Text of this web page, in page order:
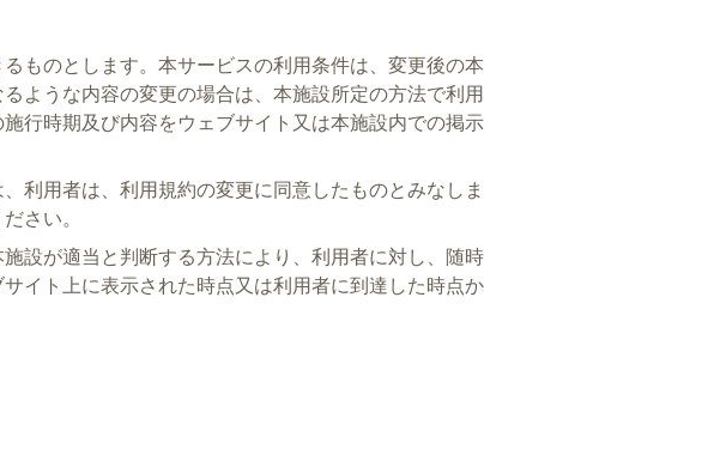
ものとします。本サービスの利用条件は、変更後の本
ような内容の変更の場合は、本施設所定の方法で利用
行時期及び内容をウェブサイト又は本施設内での掲示
利用者は、利用規約の変更に同意したものとみなしま
さい。
設が適当と判断する方法により、利用者に対し、随時
イト上に表示された時点又は利用者に到達した時点か